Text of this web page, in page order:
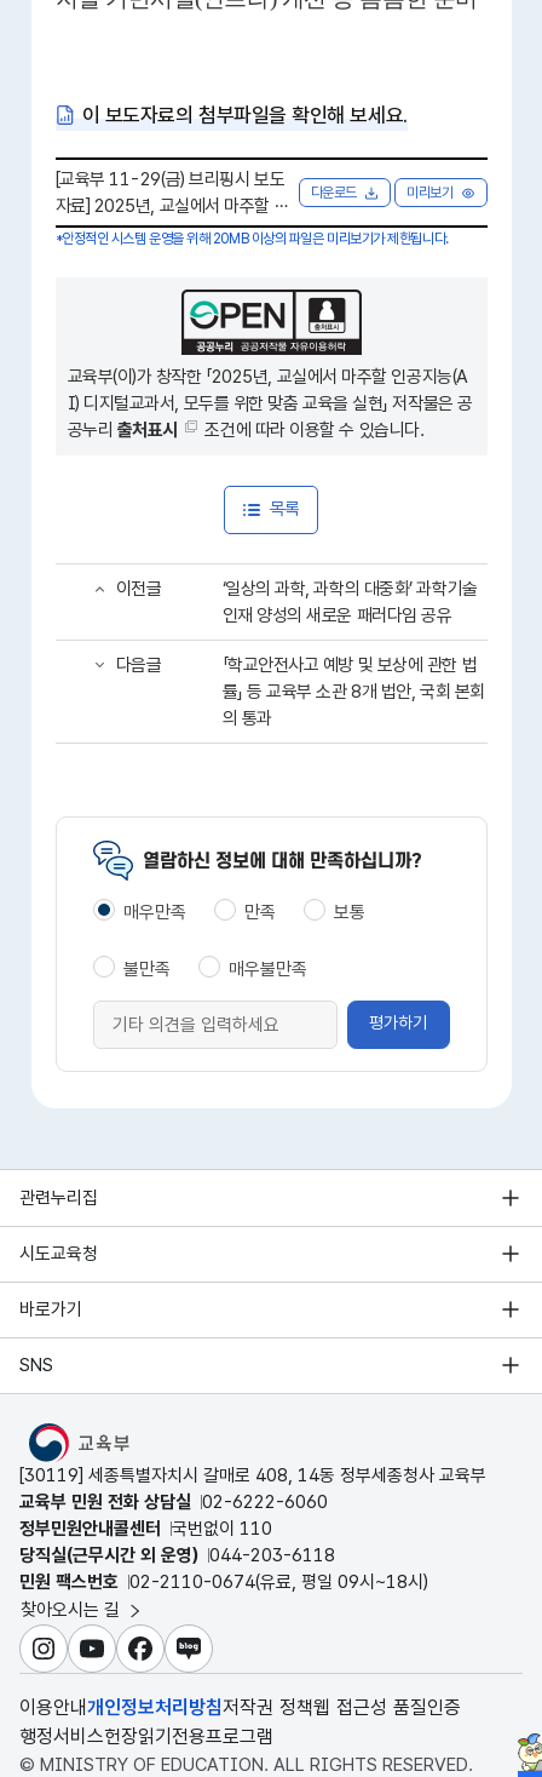
이 보도자료의 첨부파일을 확인해 보세요.
[교육부 11-29(금) 브리핑시 보도
자료] 2025년, 교실에서 마주할 인
공지능(AI) 디지털교과서, 모두를 위
다운로드 미리보기
*안정적인 시스템 운영을 위해 20MB 이상의 파일은 미리보기가 제한됩니다.
교육부(이)가 창작한 「2025년, 교실에서 마주할 인공지능(A
I) 디지털교과서, 모두를 위한 맞춤 교육을 실현」 저작물은 공
공누리 출처표시 조건에 따라 이용할 수 있습니다.
목록
이전글
‘일상의 과학, 과학의 대중화’ 과학기술
인재 양성의 새로운 패러다임 공유
다음글
「학교안전사고 예방 및 보상에 관한 법
률」 등 교육부 소관 8개 법안, 국회 본회
의 통과
열람하신 정보에 대해 만족하십니까?
매우만족 만족 보통
불만족 매우불만족
평가하기
관련누리집
시도교육청
바로가기
SNS
MOE
[30119] 세종특별자치시 갈매로 408, 14동 정부세종청사 교육부
교육부 민원 전화 상담실 02-6222-6060
정부민원안내콜센터
국번없이 110
당직실(근무시간 외 운영) 044-203-6118
민원 팩스번호 02-2110-0674(유료, 평일 09시~18시)
찾아오시는 길
인스타그램
유튜브페이스북
블로그
이용안내개인정보처리방침저작권 정책웹 접근성 품질인증
행정서비스헌장읽기전용프로그램
© MINISTRY OF EDUCATION. ALL RIGHTS RESERVED.